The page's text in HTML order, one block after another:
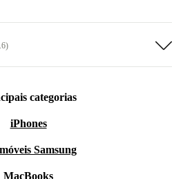
categorias
iPhones
Samsung
MacBooks